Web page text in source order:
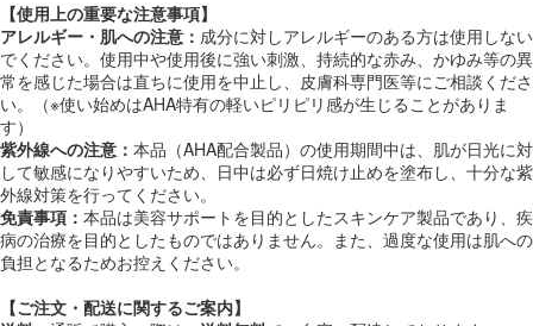
【使用上の重要な注意事項】
アレルギー・肌への注意： 成分に対しアレルギーのある方は使用しない
でください。使用中や使用後に強い刺激、持続的な赤み、かゆみ等の異
常を感じた場合は直ちに使用を中止し、皮膚科専門医等にご相談くださ
い。（※使い始めはAHA特有の軽いピリピリ感が生じることがありま
す）
紫外線への注意： 本品（AHA配合製品）の使用期間中は、肌が日光に対
して敏感になりやすいため、日中は必ず日焼け止めを塗布し、十分な紫
外線対策を行ってください。
免責事項： 本品は美容サポートを目的としたスキンケア製品であり、疾
病の治療を目的としたものではありません。また、過度な使用は肌への
負担となるためお控えください。
【ご注文・配送に関するご案内】